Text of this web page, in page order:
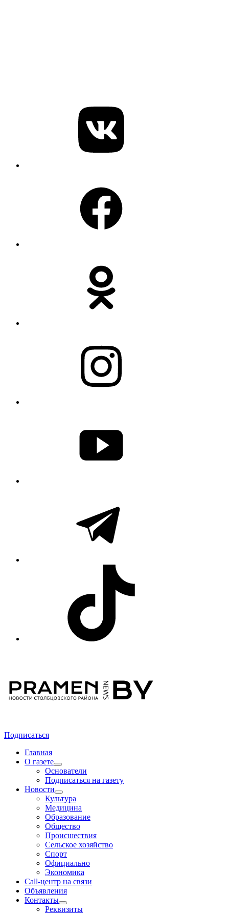
Подписаться
Главная
О газете
Основатели
Подписаться на газету
Новости
Культура
Медицина
Образование
Общество
Происшествия
Сельское хозяйство
Спорт
Официально
Экономика
Call-центр на связи
Объявления
Контакты
Реквизиты